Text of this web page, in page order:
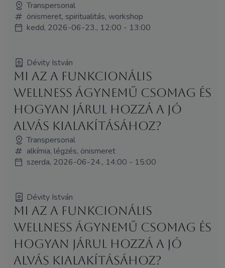
Transpersonal
önismeret, spiritualitás, workshop
kedd, 2026-06-23., 12:00 - 13:00
Dévity István
Mi az a funkcionális
wellness ágynemű csomag és
hogyan járul hozzá a jó
alvás kialakításához?
Transpersonal
alkímia, légzés, önismeret
szerda, 2026-06-24., 14:00 - 15:00
Dévity István
Mi az a funkcionális
wellness ágynemű csomag és
hogyan járul hozzá a jó
alvás kialakításához?